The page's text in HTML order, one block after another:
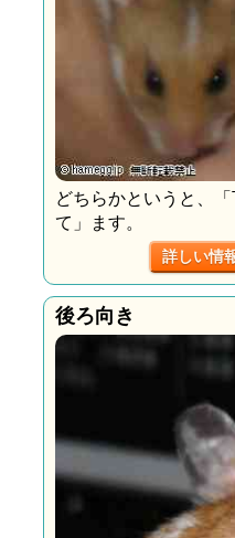
どちらかというと、
て」ます。
詳しい情
後ろ向き